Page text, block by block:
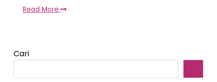
Read More
Cari